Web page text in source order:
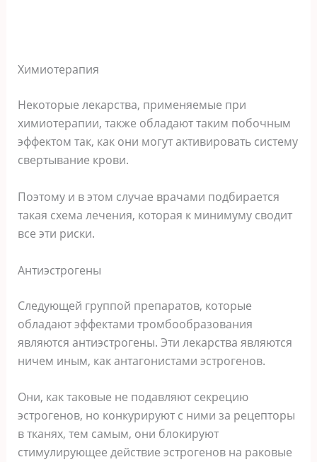
Химиотерапия
Некоторые лекарства, применяемые при
химиотерапии, также обладают таким побочным
эффектом так, как они могут активировать систему
свертывание крови.
Поэтому и в этом случае врачами подбирается
такая схема лечения, которая к минимуму сводит
все эти риски.
Антиэстрогены
Следующей группой препаратов, которые
обладают эффектами тромбообразования
являются антиэстрогены. Эти лекарства являются
ничем иным, как антагонистами эстрогенов.
Они, как таковые не подавляют секрецию
эстрогенов, но конкурируют с ними за рецепторы
в тканях, тем самым, они блокируют
стимулирующее действие эстрогенов на раковые